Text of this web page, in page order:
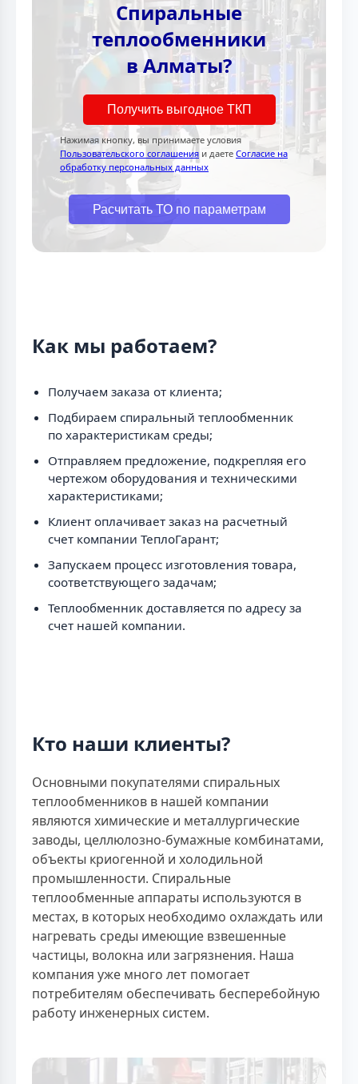
Спиральные
теплообменники
в Алматы?
Получить выгодное ТКП
Нажимая кнопку, вы принимаете условия
Пользовательского соглашения и даете Согласие на
обработку персональных данных
Расчитать ТО по параметрам
Как мы работаем?
Получаем заказа от клиента;
Подбираем спиральный теплообменник
по характеристикам среды;
Отправляем предложение, подкрепляя его
чертежом оборудования и техническими
характеристиками;
Клиент оплачивает заказ на расчетный
счет компании ТеплоГарант;
Запускаем процесс изготовления товара,
соответствующего задачам;
Теплообменник доставляется по адресу за
счет нашей компании.
Кто наши клиенты?
Основными покупателями спиральных
теплообменников в нашей компании
являются химические и металлургические
заводы, целлюлозно-бумажные комбинатами,
объекты криогенной и холодильной
промышленности. Спиральные
теплообменные аппараты используются в
местах, в которых необходимо охлаждать или
нагревать среды имеющие взвешенные
частицы, волокна или загрязнения. Наша
компания уже много лет помогает
потребителям обеспечивать бесперебойную
работу инженерных систем.